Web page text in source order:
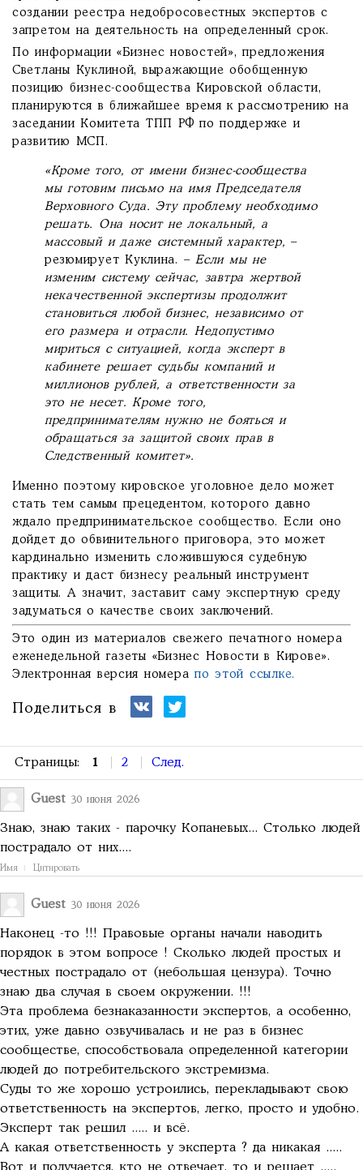
создании реестра недобросовестных экспертов с
запретом на деятельность на определенный срок.
По информации «Бизнес новостей», предложения
Светланы Куклиной, выражающие обобщенную
позицию бизнес-сообщества Кировской области,
планируются в ближайшее время к рассмотрению на
заседании Комитета ТПП РФ по поддержке и
развитию МСП.
«Кроме того, от имени бизнес-сообщества
мы готовим письмо на имя Председателя
Верховного Суда. Эту проблему необходимо
решать. Она носит не локальный, а
массовый и даже системный характер,–
резюмирует Куклина. –Если мы не
изменим систему сейчас, завтра жертвой
некачественной экспертизы продолжит
становиться любой бизнес, независимо от
его размера и отрасли. Недопустимо
мириться с ситуацией, когда эксперт в
кабинете решает судьбы компаний и
миллионов рублей, а ответственности за
это не несет. Кроме того,
предпринимателям нужно не бояться и
обращаться за защитой своих прав в
Следственный комитет».
Именно поэтому кировское уголовное дело может
стать тем самым прецедентом, которого давно
ждало предпринимательское сообщество. Если оно
дойдет до обвинительного приговора, это может
кардинально изменить сложившуюся судебную
практику и даст бизнесу реальный инструмент
защиты. А значит, заставит саму экспертную среду
задуматься о качестве своих заключений.
Это один из материалов свежего печатного номера
еженедельной газеты «Бизнес Новости в Кирове».
Электронная версия номерапо этой ссылке.
Поделиться в
Страницы: 1 2 След.
Guest 30 июня 2026
Знаю, знаю таких - парочку Копаневых... Столько людей
пострадало от них....
Имя Цитировать
Guest 30 июня 2026
Наконец -то !!! Правовые органы начали наводить
порядок в этом вопросе ! Сколько людей простых и
честных пострадало от (небольшая цензура). Точно
знаю два случая в своем окружении. !!!
Эта проблема безнаказанности экспертов, а особенно,
этих, уже давно озвучивалась и не раз в бизнес
сообществе, способствовала определенной категории
людей до потребительского экстремизма.
Суды то же хорошо устроились, перекладывают свою
ответственность на экспертов, легко, просто и удобно.
Эксперт так решил ..... и всё.
А какая ответственность у эксперта ? да никакая .....
Вот и получается, кто не отвечает, то и решает .....